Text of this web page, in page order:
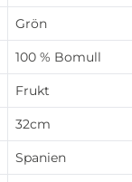
Grön
100 % Bomull
Frukt
32cm
Spanien